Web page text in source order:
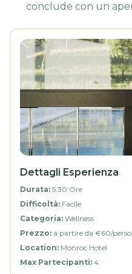
Estate
🇮🇹 ITA
conclude con un
Dettagli Esperienza
Durata: 5:30 Ore
Difficoltà: Facile
Categoria: Wellness
Prezzo: a partire da €60/
Location: Monroc Hotel
Max Partecipanti: 4